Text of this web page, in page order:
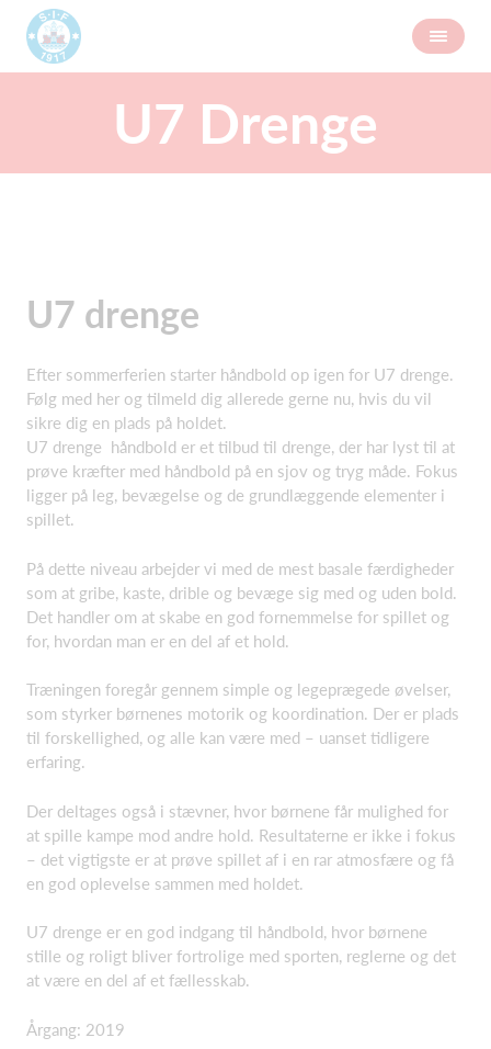
U7 Drenge
U7 drenge
Efter sommerferien starter håndbold op igen for U7 drenge.
Følg med her og tilmeld dig allerede gerne nu, hvis du vil
sikre dig en plads på holdet.
U7 drenge håndbold er et tilbud til drenge, der har lyst til at
prøve kræfter med håndbold på en sjov og tryg måde. Fokus
ligger på leg, bevægelse og de grundlæggende elementer i
spillet.
På dette niveau arbejder vi med de mest basale færdigheder
som at gribe, kaste, drible og bevæge sig med og uden bold.
Det handler om at skabe en god fornemmelse for spillet og
for, hvordan man er en del af et hold.
Træningen foregår gennem simple og legeprægede øvelser,
som styrker børnenes motorik og koordination. Der er plads
til forskellighed, og alle kan være med – uanset tidligere
erfaring.
Der deltages også i stævner, hvor børnene får mulighed for
at spille kampe mod andre hold. Resultaterne er ikke i fokus
– det vigtigste er at prøve spillet af i en rar atmosfære og få
en god oplevelse sammen med holdet.
U7 drenge er en god indgang til håndbold, hvor børnene
stille og roligt bliver fortrolige med sporten, reglerne og det
at være en del af et fællesskab.
Årgang: 2019